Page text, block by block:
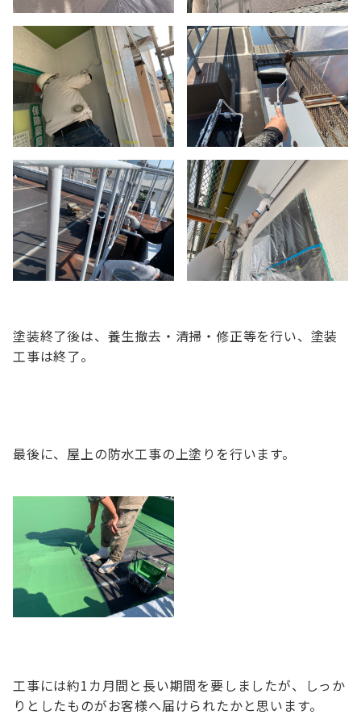
塗装終了後は、養生撤去・清掃・修正等を行い、塗装
工事は終了。
最後に、屋上の防水工事の上塗りを行います。
工事には約1カ月間と長い期間を要しましたが、しっか
りとしたものがお客様へ届けられたかと思います。